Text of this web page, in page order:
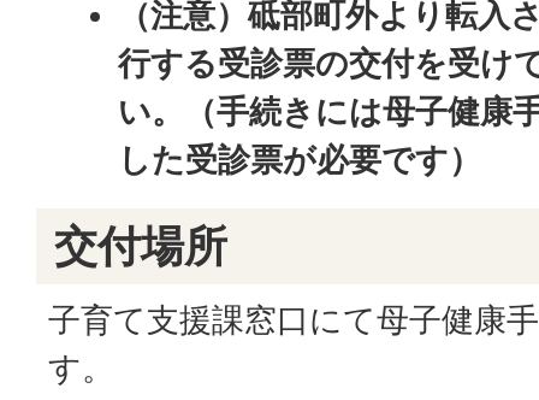
（注意）砥部町外より転入
行する受診票の交付を受け
い。（手続きには母子健康
した受診票が必要です）
交付場所
子育て支援課窓口にて母子健康
す。